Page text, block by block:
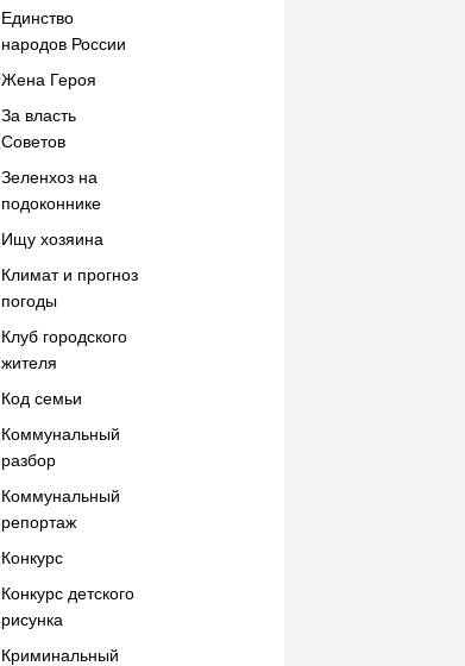
Единство
народов России
Жена Героя
За власть
Советов
Зеленхоз на
подоконнике
Ищу хозяина
Климат и прогноз
погоды
Клуб городского
жителя
Код семьи
Коммунальный
разбор
Коммунальный
репортаж
Конкурс
Конкурс детского
рисунка
Криминальный